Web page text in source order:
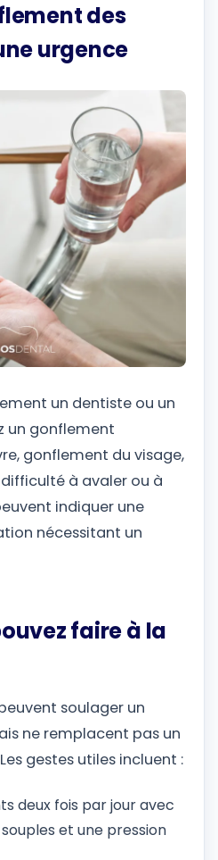
des
urgence
un dentiste ou un
un gonflement
gonflement du visage,
à avaler ou à
indiquer une
nécessitant un
faire à la
soulager un
ne remplacent pas un
gestes utiles incluent :
deux fois par jour avec
et une pression